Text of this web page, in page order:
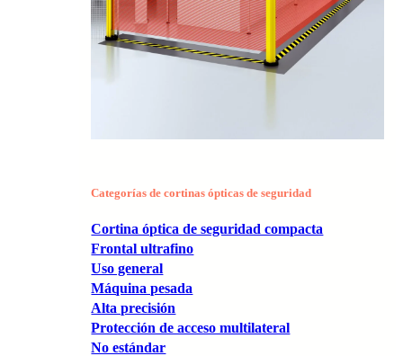
Categorías de cortinas ópticas de seguridad
Cortina óptica de seguridad compacta
Frontal ultrafino
Uso general
Máquina pesada
Alta precisión
Protección de acceso multilateral
No estándar